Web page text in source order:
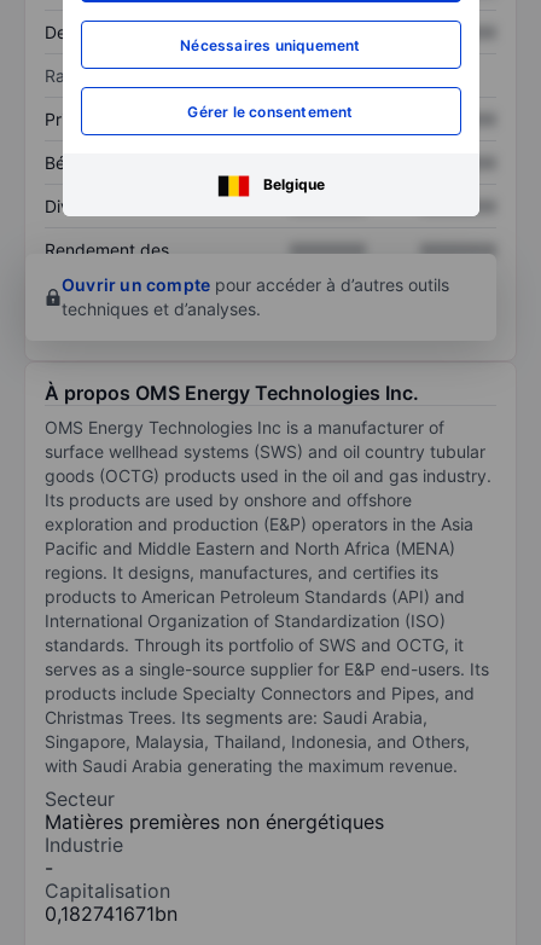
Nécessaires uniquement
Gérer le consentement
Belgique
Dette totale XXXXXXX
Ratios
Prix / ventes XXXXXXX
Bénéfice par action
Dividende par action
Rendement des
XXXXXXX
XXXXXXX
Ouvrir un compte pour accéder à d’autres outils
techniques et d’analyses.
À propos OMS Energy Technologies Inc.
OMS Energy Technologies Inc is a manufacturer of
surface wellhead systems (SWS) and oil country tubular
goods (OCTG) products used in the oil and gas industry.
Its products are used by onshore and offshore
exploration and production (E&P) operators in the Asia
Pacific and Middle Eastern and North Africa (MENA)
regions. It designs, manufactures, and certifies its
products to American Petroleum Standards (API) and
International Organization of Standardization (ISO)
standards. Through its portfolio of SWS and OCTG, it
serves as a single-source supplier for E&P end-users. Its
products include Specialty Connectors and Pipes, and
Christmas Trees. Its segments are: Saudi Arabia,
Singapore, Malaysia, Thailand, Indonesia, and Others,
with Saudi Arabia generating the maximum revenue.
Secteur
Matières premières non énergétiques
Industrie
-
Capitalisation
0,182741671bn